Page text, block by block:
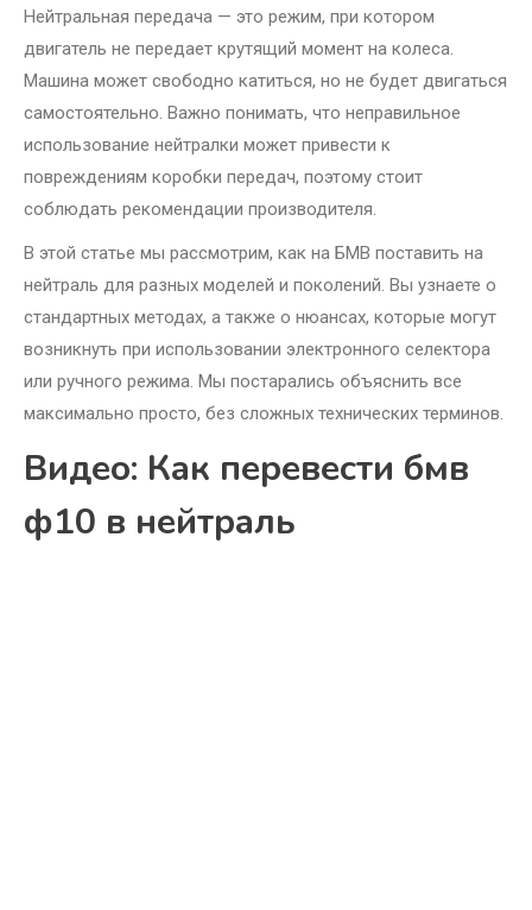
Нейтральная передача — это режим, при котором
двигатель не передает крутящий момент на колеса.
Машина может свободно катиться, но не будет двигаться
самостоятельно. Важно понимать, что неправильное
использование нейтралки может привести к
повреждениям коробки передач, поэтому стоит
соблюдать рекомендации производителя.
В этой статье мы рассмотрим, как на БМВ поставить на
нейтраль для разных моделей и поколений. Вы узнаете о
стандартных методах, а также о нюансах, которые могут
возникнуть при использовании электронного селектора
или ручного режима. Мы постарались объяснить все
максимально просто, без сложных технических терминов.
Видео: Как перевести бмв
ф10 в нейтраль